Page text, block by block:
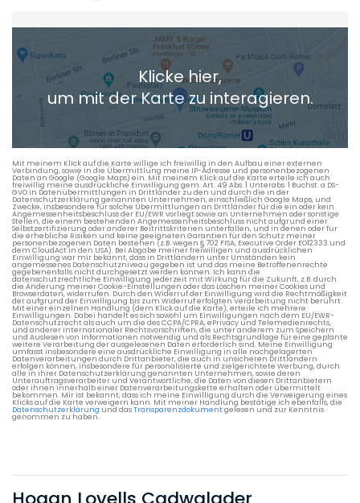
Heimatadresse oder Wunschort
+ Aktuellen Standort hinzufügen
Die berechneten Anreisezeiten basieren auf den
Verkehrsdaten eines typischen Dienstag morgens um 8:30.
Klicke hier,
um mit der Karte zu interagieren.
Mit meinem Klick auf die Karte willige ich freiwillig in den Aufbau einer externen
Verbindung, sowie in die Übermittlung meine IP-Adresse und personenbezogenen
Daten an Google (Google Maps) ein. Mit meinem Klick auf die Karte erteile ich auch
freiwillig meine ausdrückliche Einwilligung gem. Art. 49 Abs. 1 Unterabs. 1 Buchst. a DS-
GVO in Datenübermittlungen in Drittländer zu den und durch die in der
Datenschutzerklärung genannten Unternehmen, einschließlich Google Maps, und
Zwecke, insbesondere für solche Übermittlungen an Drittländer für die ein oder kein
Angemessenheitsbeschluss der EU/EWR vorliegt sowie an Unternehmen oder sonstige
Stellen, die einem bestehenden Angemessenheitsbeschluss nicht aufgrund einer
Selbstzertifizierung oder anderer Beitrittskriterien unterfallen, und in denen oder für
die erhebliche Risiken und keine geeigneten Garantien für den Schutz meiner
personenbezogenen Daten bestehen (z.B. wegen § 702 FISA, Executive Order EO12333 und
dem CloudAct in den USA). Bei Abgabe meiner freiwilligen und ausdrücklichen
Einwilligung war mir bekannt, dass in Drittländern unter Umständen kein
angemessenes Datenschutzniveau gegeben ist und das meine Betroffenenrechte
gegebenenfalls nicht durchgesetzt werden können. Ich kann die
datenschutzrechtliche Einwilligung jederzeit mit Wirkung für die Zukunft, z.B. durch
die Änderung meiner Cookie-Einstellungen oder das Löschen meiner Cookies und
Browserdaten, widerrufen. Durch den Widerruf der Einwilligung wird die Rechtmäßigkeit
der aufgrund der Einwilligung bis zum Widerruf erfolgten Verarbeitung nicht berührt.
Mit einer einzelnen Handlung (dem Klick auf die Karte), erteile ich mehrere
Einwilligungen. Dabei handelt es sich sowohl um Einwilligungen nach dem EU/EWR-
Datenschutzrecht als auch um die des CCPA/CPRA, ePrivacy und Telemedienrechts,
und anderer internationaler Rechtsvorschriften, die unter anderem zum Speichern
und Auslesen von Informationen notwendig und als Rechtsgrundlage für eine geplante
weitere Verarbeitung der ausgelesenen Daten erforderlich sind. Meine Einwilligung
umfasst insbesondere eine ausdrückliche Einwilligung in alle nachgelagerten
Datenverarbeitungen durch Drittanbieter, die auch in unsicheren Drittländern
erfolgen können, insbesondere für personalisierte und zielgerichtete Werbung, durch
alle in ihrer Datenschutzerklärung genannten Unternehmen, sowie deren
Unterauftragsverarbeiter und Verantwortliche, die Daten von diesen Drittanbietern
oder ihnen innerhalb einer Datenverarbeitungskette erhalten oder übermittelt
bekommen. Mir ist bekannt, dass ich meine Einwilligung durch die Verweigerung eines
Klicks auf die Karte verweigern kann. Mit meiner Handlung bestätige ich ebenfalls, die
Datenschutzerklärung und dasTransparenzdokumentgelesen und zur Kenntnis
genommen zu haben.